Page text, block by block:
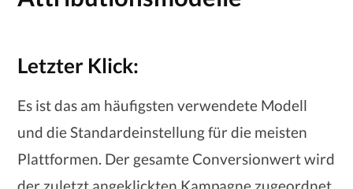
Letzter Klick:
Es ist das am häufigsten verwendete Modell
und die Standardeinstellung für die meisten
Plattformen. Der gesamte Conversionwert wird
der zuletzt angeklickten Kampagne zugeordnet